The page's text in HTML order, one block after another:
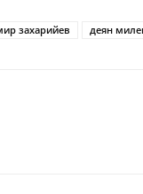
захарийев деян